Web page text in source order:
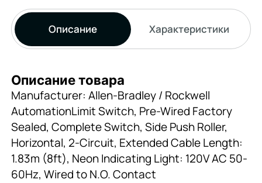
Описание Характеристики
Описание товара
Manufacturer: Allen-Bradley / Rockwell
AutomationLimit Switch, Pre-Wired Factory
Sealed, Complete Switch, Side Push Roller,
Horizontal, 2-Circuit, Extended Cable Length:
1.83m (8ft), Neon Indicating Light: 120V AC 50-
60Hz, Wired to N.O. Contact